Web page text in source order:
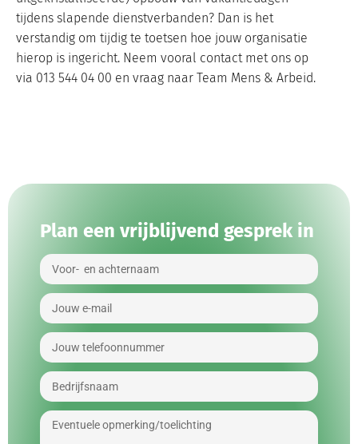
tijdens slapende dienstverbanden? Dan is het
verstandig om tijdig te toetsen hoe jouw organisatie
hierop is ingericht. Neem vooral contact met ons op
via 013 544 04 00 en vraag naar Team Mens & Arbeid.
Plan een vrijblijvend gesprek in